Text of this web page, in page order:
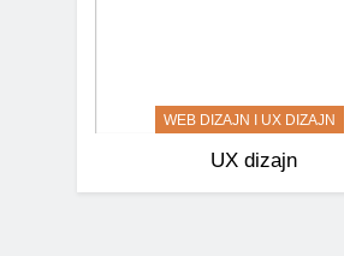
WEB DIZAJN I UX DIZAJN
UX dizajn